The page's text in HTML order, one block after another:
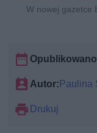
W nowej gazetce
Autor: Paulina
Drukuj